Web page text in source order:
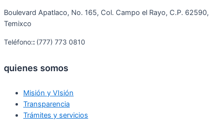
Boulevard Apatlaco, No. 165, Col. Campo el Rayo, C.P. 62590,
Temixco
Teléfono:: (777) 773 0810
quienes somos
Misión y VIsión
Transparencia
Trámites y servicios